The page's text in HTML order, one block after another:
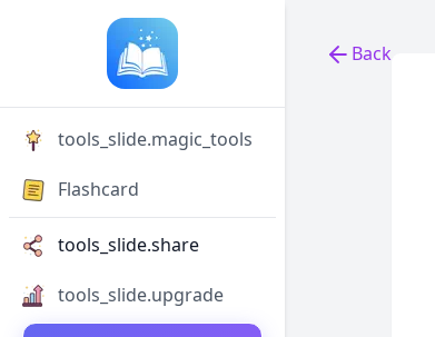
tools_slide.magic_tools
Flashcard
tools_slide.share
tools_slide.upgrade
Back
Back to tools